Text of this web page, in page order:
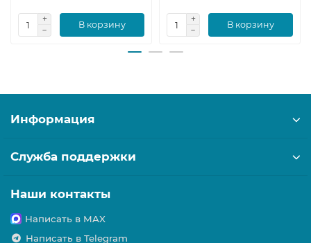
В корзину В корзину
Информация
Служба поддержки
Наши контакты
Написать в MAX
Написать в Telegram